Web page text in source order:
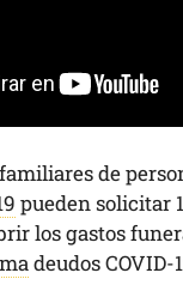
de
pueden solicitar
los gastos
deudos COVID-